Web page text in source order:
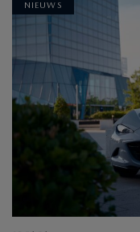
NIEUWS